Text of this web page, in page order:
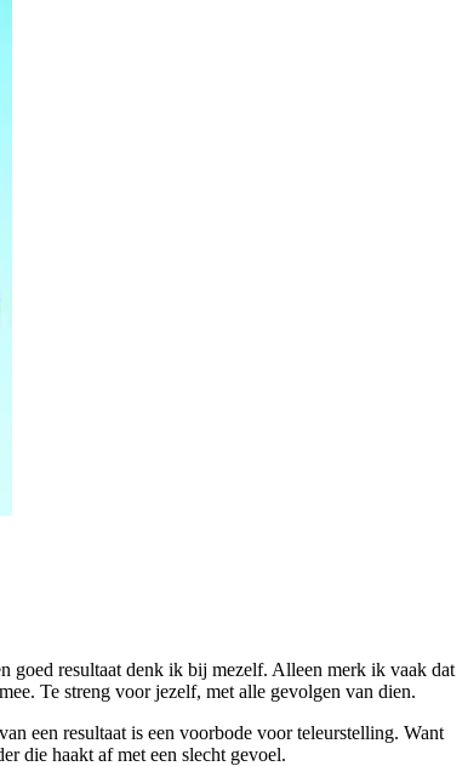
goed resultaat denk ik bij mezelf. Alleen merk ik vaak dat
Te streng voor jezelf, met alle gevolgen van dien.
een resultaat is een voorbode voor teleurstelling. Want
die haakt af met een slecht gevoel.